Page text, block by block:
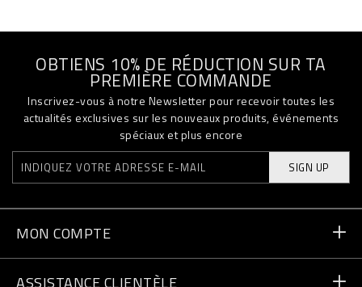
OBTIENS 10% DE RÉDUCTION SUR TA
PREMIÈRE COMMANDE
Inscrivez-vous à notre Newsletter pour recevoir toutes les
actualités exclusives sur les nouveaux produits, événements
spéciaux et plus encore
SIGN UP
MON COMPTE
ASSISTANCE CLIENTÈLE